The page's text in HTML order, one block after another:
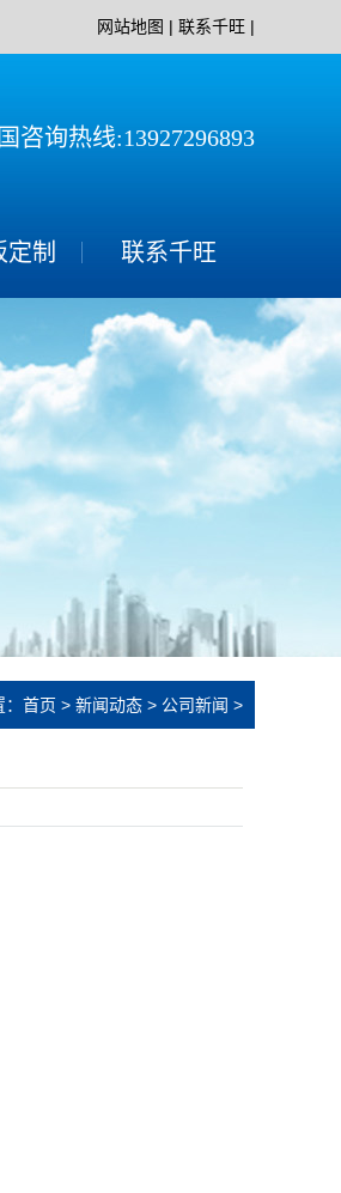
网站地图 | 联系千旺 |
咨询热线:13927296893
制 联系千旺
首页 > 新闻动态 > 公司新闻 >